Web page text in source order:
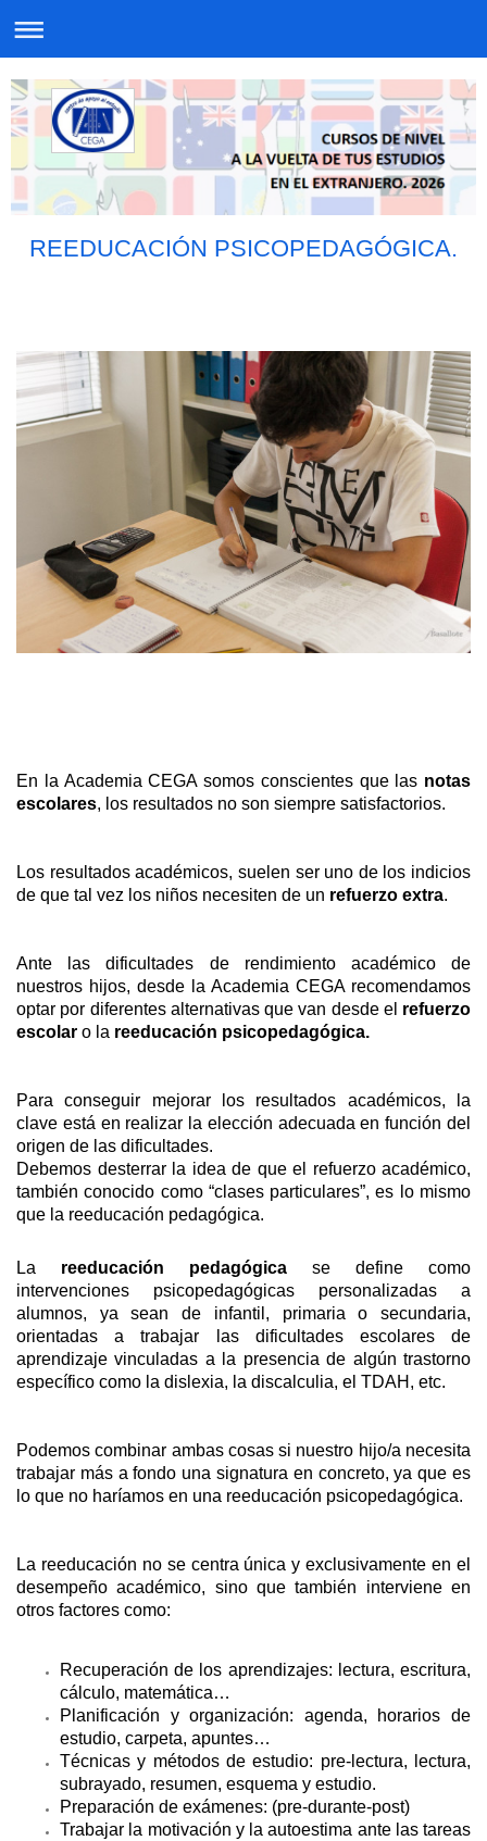
REEDUCACIÓN PSICOPEDAGÓGICA.
En la Academia CEGA somos conscientes que las notas
escolares, los resultados no son siempre satisfactorios.
Los resultados académicos, suelen ser uno de los indicios
de que tal vez los niños necesiten de un refuerzo extra.
Ante las dificultades de rendimiento académico de
nuestros hijos, desde la Academia CEGA recomendamos
optar por diferentes alternativas que van desde el refuerzo
escolar o la reeducación psicopedagógica.
Para conseguir mejorar los resultados académicos, la
clave está en realizar la elección adecuada en función del
origen de las dificultades.
Debemos desterrar la idea de que el refuerzo académico,
también conocido como “clases particulares”, es lo mismo
que la reeducación pedagógica.
La reeducación pedagógica se define como
intervenciones psicopedagógicas personalizadas a
alumnos, ya sean de infantil, primaria o secundaria,
orientadas a trabajar las dificultades escolares de
aprendizaje vinculadas a la presencia de algún trastorno
específico como la dislexia, la discalculia, el TDAH, etc.
Podemos combinar ambas cosas si nuestro hijo/a necesita
trabajar más a fondo una signatura en concreto, ya que es
lo que no haríamos en una reeducación psicopedagógica.
La reeducación no se centra única y exclusivamente en el
desempeño académico, sino que también interviene en
otros factores como:
Recuperación de los aprendizajes: lectura, escritura,
cálculo, matemática…
Planificación y organización: agenda, horarios de
estudio, carpeta, apuntes…
Técnicas y métodos de estudio: pre-lectura, lectura,
subrayado, resumen, esquema y estudio.
Preparación de exámenes: (pre-durante-post)
Trabajar la motivación y la autoestima ante las tareas